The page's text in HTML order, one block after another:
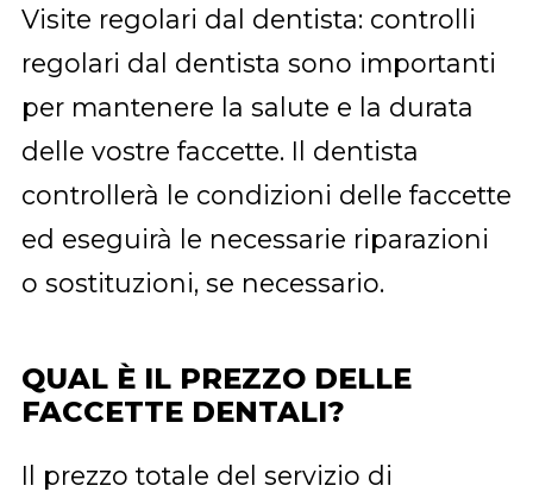
Visite regolari dal dentista: controlli
regolari dal dentista sono importanti
per mantenere la salute e la durata
delle vostre faccette. Il dentista
controllerà le condizioni delle faccette
ed eseguirà le necessarie riparazioni
o sostituzioni, se necessario.
QUAL È IL PREZZO DELLE
FACCETTE DENTALI?
Il prezzo totale del servizio di